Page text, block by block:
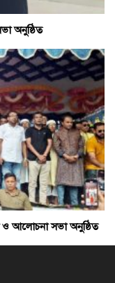
অনুষ্ঠিত
ও আলোচনা সভা অনুষ্ঠিত